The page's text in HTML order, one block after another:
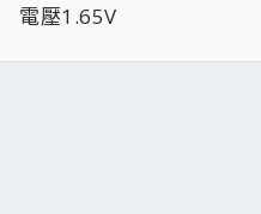
電壓1.65V